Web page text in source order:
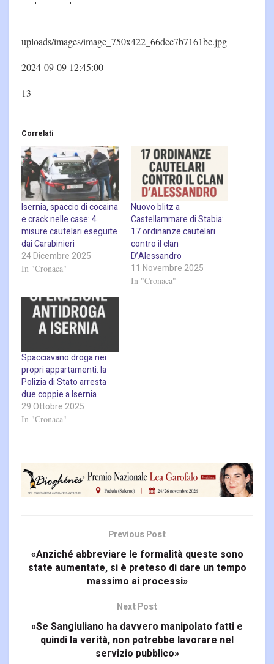
uploads/images/image_750x422_66dec7b7161bc.jpg
2024-09-09 12:45:00
13
Correlati
Isernia, spaccio di cocaina
e crack nelle case: 4
misure cautelari eseguite
dai Carabinieri
24 Dicembre 2025
In "Cronaca"
Nuovo blitz a
Castellammare di Stabia:
17 ordinanze cautelari
contro il clan
D’Alessandro
11 Novembre 2025
In "Cronaca"
Spacciavano droga nei
propri appartamenti: la
Polizia di Stato arresta
due coppie a Isernia
29 Ottobre 2025
In "Cronaca"
Previous Post
«Anziché abbreviare le formalità queste sono
state aumentate, si è preteso di dare un tempo
massimo ai processi»
Next Post
«Se Sangiuliano ha davvero manipolato fatti e
quindi la verità, non potrebbe lavorare nel
servizio pubblico»